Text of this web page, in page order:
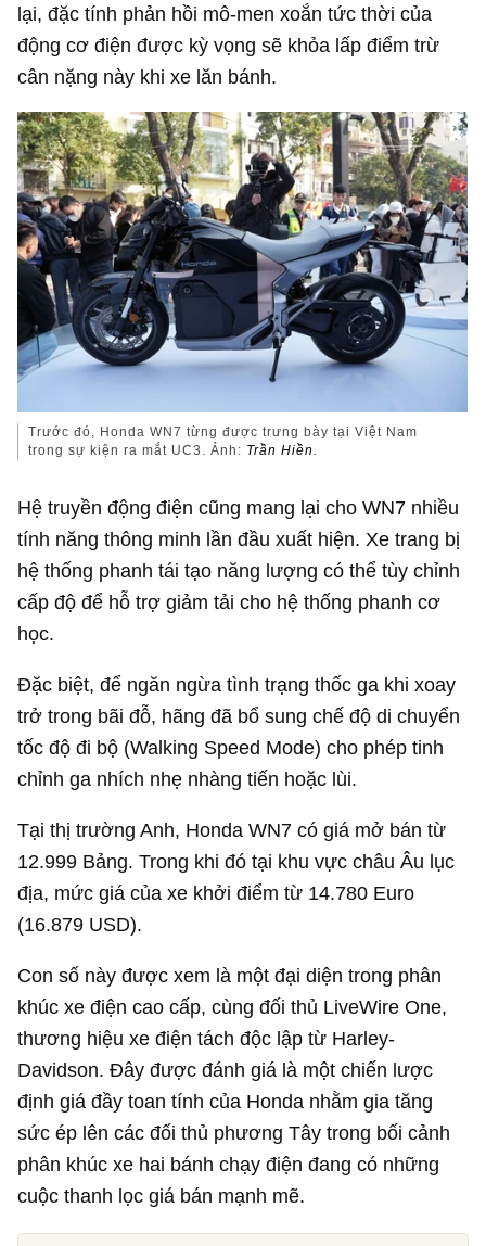
lại, đặc tính phản hồi mô-men xoắn tức thời của
động cơ điện được kỳ vọng sẽ khỏa lấp điểm trừ
cân nặng này khi xe lăn bánh.
Trước đó, Honda WN7 từng được trưng bày tại Việt Nam
trong sự kiện ra mắt UC3. Ảnh: Trần Hiền.
Hệ truyền động điện cũng mang lại cho WN7 nhiều
tính năng thông minh lần đầu xuất hiện. Xe trang bị
hệ thống phanh tái tạo năng lượng có thể tùy chỉnh
cấp độ để hỗ trợ giảm tải cho hệ thống phanh cơ
học.
Đặc biệt, để ngăn ngừa tình trạng thốc ga khi xoay
trở trong bãi đỗ, hãng đã bổ sung chế độ di chuyển
tốc độ đi bộ (Walking Speed Mode) cho phép tinh
chỉnh ga nhích nhẹ nhàng tiến hoặc lùi.
Tại thị trường Anh, Honda WN7 có giá mở bán từ
12.999 Bảng. Trong khi đó tại khu vực châu Âu lục
địa, mức giá của xe khởi điểm từ 14.780 Euro
(16.879 USD).
Con số này được xem là một đại diện trong phân
khúc xe điện cao cấp, cùng đối thủ LiveWire One,
thương hiệu xe điện tách độc lập từ Harley-
Davidson. Đây được đánh giá là một chiến lược
định giá đầy toan tính của Honda nhằm gia tăng
sức ép lên các đối thủ phương Tây trong bối cảnh
phân khúc xe hai bánh chạy điện đang có những
cuộc thanh lọc giá bán mạnh mẽ.